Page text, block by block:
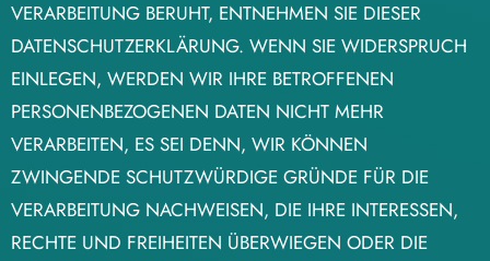
VERARBEITUNG BERUHT, ENTNEHMEN SIE DIESER
DATENSCHUTZERKLÄRUNG. WENN SIE WIDERSPRUCH
EINLEGEN, WERDEN WIR IHRE BETROFFENEN
PERSONENBEZOGENEN DATEN NICHT MEHR
VERARBEITEN, ES SEI DENN, WIR KÖNNEN
ZWINGENDE SCHUTZWÜRDIGE GRÜNDE FÜR DIE
VERARBEITUNG NACHWEISEN, DIE IHRE INTERESSEN,
RECHTE UND FREIHEITEN ÜBERWIEGEN ODER DIE